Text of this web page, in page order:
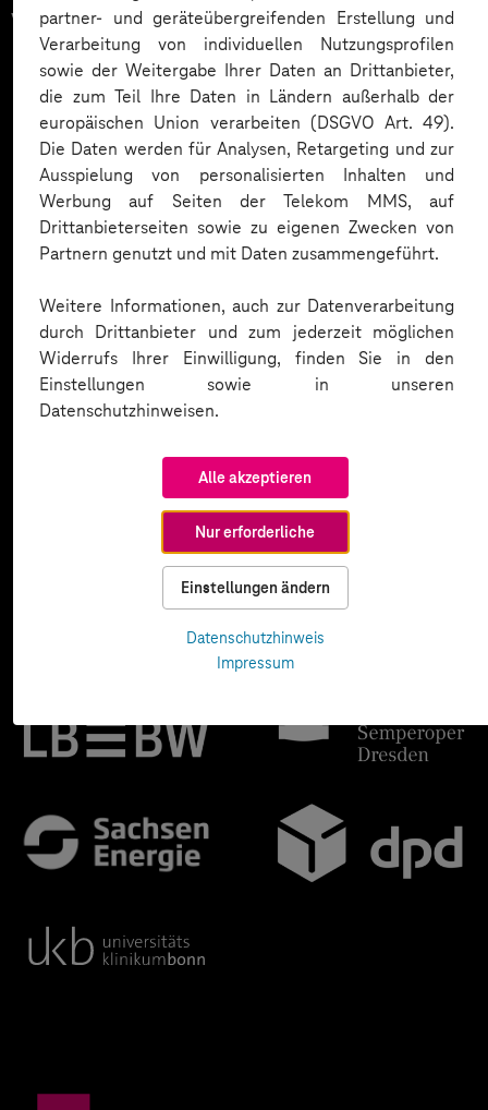
partner- und geräteübergreifenden Erstellung und
Verarbeitung von individuellen Nutzungsprofilen
sowie der Weitergabe Ihrer Daten an Drittanbieter,
die zum Teil Ihre Daten in Ländern außerhalb der
europäischen Union verarbeiten (DSGVO Art. 49).
Die Daten werden für Analysen, Retargeting und zur
Ausspielung von personalisierten Inhalten und
Werbung auf Seiten der Telekom MMS, auf
Drittanbieterseiten sowie zu eigenen Zwecken von
Partnern genutzt und mit Daten zusammengeführt.
Weitere Informationen, auch zur Datenverarbeitung
durch Drittanbieter und zum jederzeit möglichen
Widerrufs Ihrer Einwilligung, finden Sie in den
Einstellungen sowie in unseren
Datenschutzhinweisen.
Alle akzeptieren
Nur erforderliche
Einstellungen ändern
Datenschutzhinweis
Impressum
vertrauen auf unsere
Expertise. Hier eine Auswahl: